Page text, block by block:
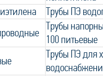
Трубы ПЭ
Трубы
100 питьевые
Трубы ПЭ для